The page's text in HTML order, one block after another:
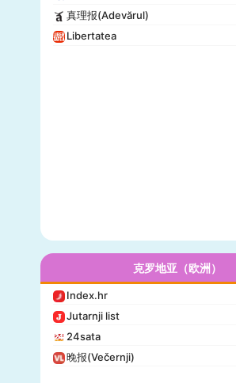
真理报(Adevărul)
Libertatea
克罗地亚（欧洲）
Index.hr
Jutarnji list
24sata
晚报(Večernji)